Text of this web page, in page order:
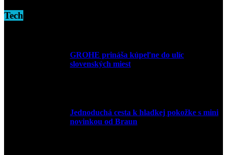
Tech
GROHE prináša kúpeľne do ulíc
slovenských miest
Jednoduchá cesta k hladkej pokožke s mini
novinkou od Braun